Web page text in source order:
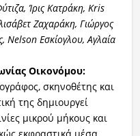
Ίρις Κατράκη, Kris
Ζαχαράκη, Γιώργος
Nelson Εσκίογλου, Αγλαία
Οικονόμου:
σκηνοθέτης και
της δημιουργεί
μικρού μήκους και